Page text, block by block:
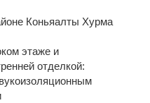
Коньяалты Хурма
этаже и
отделкой: